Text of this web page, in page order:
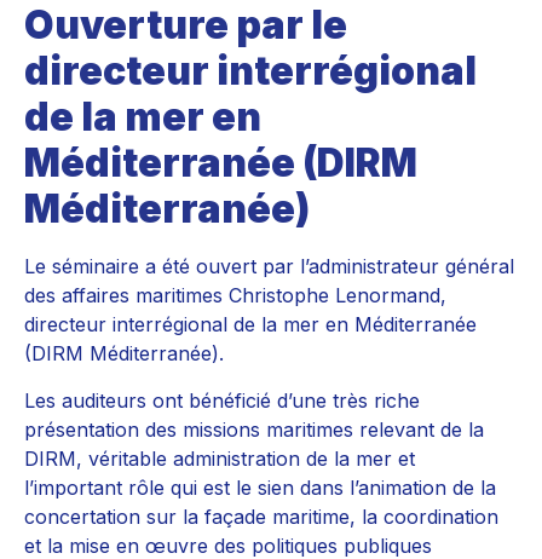
Ouverture par le
directeur interrégional
de la mer en
Méditerranée (DIRM
Méditerranée)
Le séminaire a été ouvert par l’administrateur général
des affaires maritimes Christophe Lenormand,
directeur interrégional de la mer en Méditerranée
(DIRM Méditerranée).
Les auditeurs ont bénéficié d’une très riche
présentation des missions maritimes relevant de la
DIRM, véritable administration de la mer et
l’important rôle qui est le sien dans l’animation de la
concertation sur la façade maritime, la coordination
et la mise en œuvre des politiques publiques